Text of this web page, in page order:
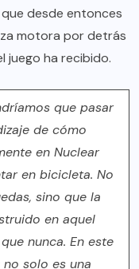
desde entonces
motora por detrás
juego ha recibido.
que pasar
de cómo
en Nuclear
en bicicleta. No
sino que la
en aquel
nunca. En este
solo es una